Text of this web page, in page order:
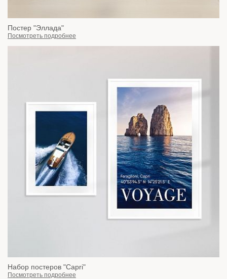
Постер "Эллада"
Посмотреть подробнее
Набор постеров "Capri"
Посмотреть подробнее